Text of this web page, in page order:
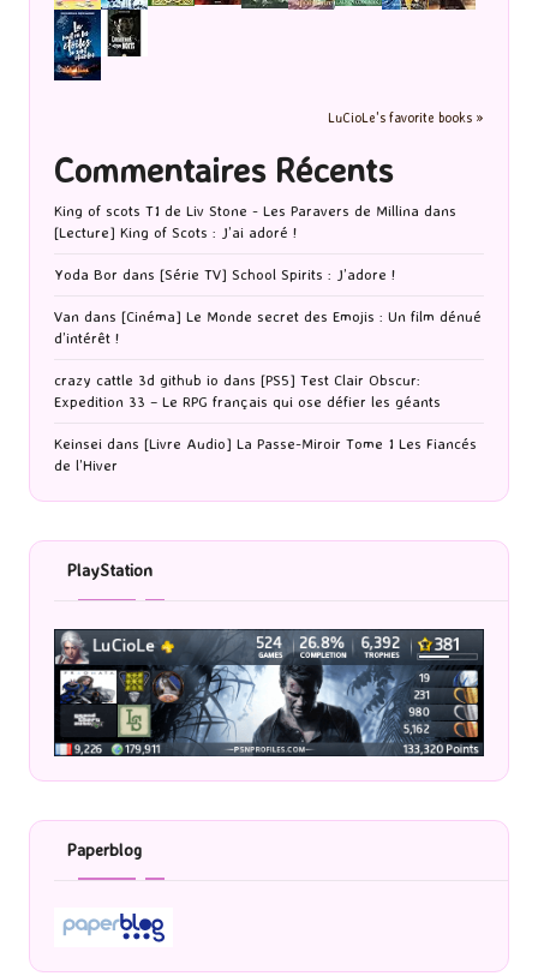
LuCioLe's favorite books »
Commentaires Récents
King of scots T1 de Liv Stone - Les Paravers de Millina dans
[Lecture] King of Scots : J’ai adoré !
Yoda Bor dans [Série TV] School Spirits : J’adore !
Van dans [Cinéma] Le Monde secret des Emojis : Un film dénué
d’intérêt !
crazy cattle 3d github io dans [PS5] Test Clair Obscur:
Expedition 33 – Le RPG français qui ose défier les géants
Keinsei dans [Livre Audio] La Passe-Miroir Tome 1 Les Fiancés
de l’Hiver
PlayStation
Paperblog